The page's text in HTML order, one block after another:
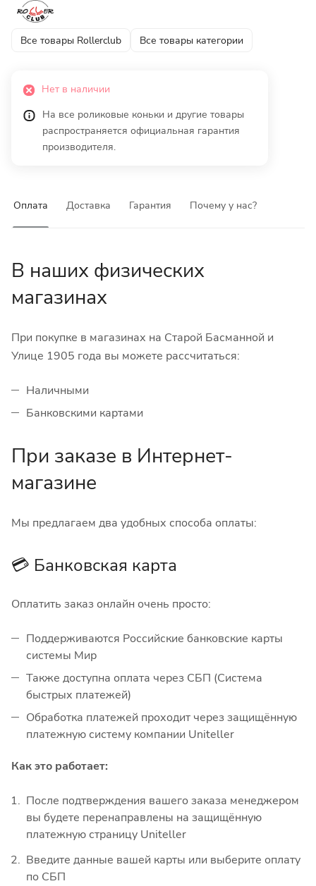
Все товары Rollerclub Все товары категории
Нет в наличии
На все роликовые коньки и другие товары
распространяется официальная гарантия
производителя.
Оплата Доставка Гарантия Почему у нас?
В наших физических
магазинах
При покупке в магазинах на Старой Басманной и
Улице 1905 года вы можете рассчитаться:
Наличными
Банковскими картами
При заказе в Интернет-
магазине
Мы предлагаем два удобных способа оплаты:
💳 Банковская карта
Оплатить заказ онлайн очень просто:
Поддерживаются Российские банковские карты
системы Мир
Также доступна оплата через СБП (Система
быстрых платежей)
Обработка платежей проходит через защищённую
платежную систему компании Uniteller
Как это работает:
После подтверждения вашего заказа менеджером
вы будете перенаправлены на защищённую
платежную страницу Uniteller
Введите данные вашей карты или выберите оплату
по СБП